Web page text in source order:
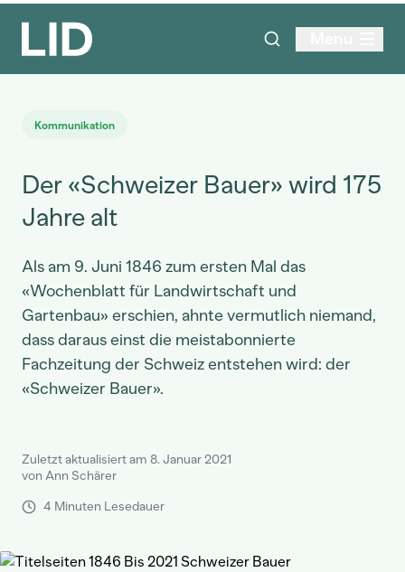
Kommunikation
Der «Schweizer Bauer» wird 175
Jahre alt
Als am 9. Juni 1846 zum ersten Mal das
«Wochenblatt für Landwirtschaft und
Gartenbau» erschien, ahnte vermutlich niemand,
dass daraus einst die meistabonnierte
Fachzeitung der Schweiz entstehen wird: der
«Schweizer Bauer».
Zuletzt aktualisiert am 8. Januar 2021
von Ann Schärer
4 Minuten Lesedauer